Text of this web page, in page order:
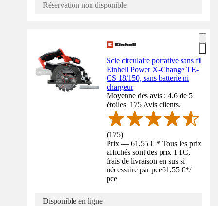
Réservation non disponible
Scie circulaire portative sans fil
Einhell Power X-Change TE-
CS 18/150, sans batterie ni
chargeur
Moyenne des avis : 4.6 de 5
étoiles. 175 Avis clients.
(175)
Prix — 61,55 € * Tous les prix
affichés sont des prix TTC,
frais de livraison en sus si
nécessaire par pce61,55 €*/
pce
Disponible en ligne